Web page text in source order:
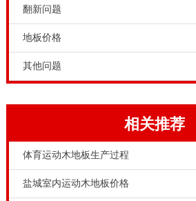
在施工现场安装体育木地板时一定
由地板的含水率变化而产生的变形
面层地板间根据地板的宽度及当时
翻新问题
地板价格
其他问题
相关推荐
体育运动木地板生产过程
盐城室内运动木地板价格